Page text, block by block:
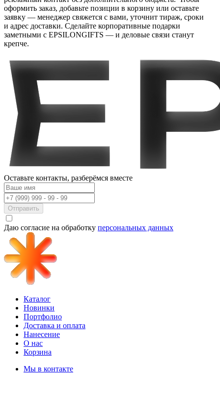
оформить заказ, добавьте позиции в корзину или оставьте
заявку — менеджер свяжется с вами, уточнит тираж, сроки
и адрес доставки. Сделайте корпоративные подарки
заметными с EPSILONGIFTS — и деловые связи станут
крепче.
Оставьте контакты, разберёмся вместе
Отправить
Даю согласие на обработку персональных данных
Каталог
Новинки
Портфолио
Доставка и оплата
Нанесение
О нас
Корзина
Мы в контакте